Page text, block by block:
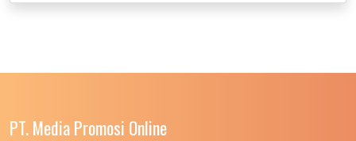
PT. Media Promosi Online